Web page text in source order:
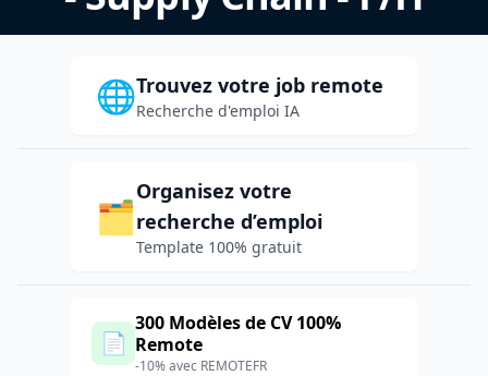
🌐Trouvez votre job remote
Recherche d'emploi IA
🗂️
Organisez votre
recherche d’emploi
Template 100% gratuit
📄
300 Modèles de CV 100%
Remote
-10% avec REMOTEFR